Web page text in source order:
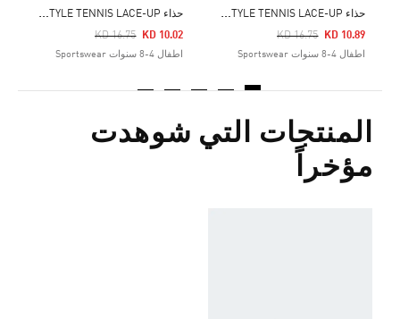
ح
ذاء GRAND COURT LIFESTYLE TENNIS LACE-UP
Price Reduced From
KD 16.75
To KD 10.89
اطفال 4-8 سنوات Sportswear
ح
ذاء GRAND COURT LIFESTYLE TENNIS LACE-UP
Price Reduced From
KD 16.75
To KD 10.02
اطفال 4-8 سنوات Sportswear
المنتجات التي شوهدت
مؤخراً